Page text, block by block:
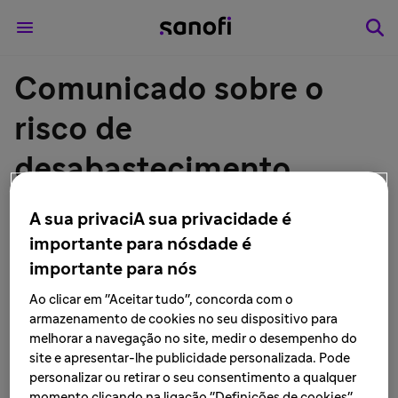
Comunicado sobre o
risco de
desabastecimento
temporário do
medicamento
THYMOGLOBULINE®
(imunoglobulina
antitimócito) 25 mg - pó
A sua privaciA sua privacidade é
importante para nósdade é
importante para nós
Ao clicar em "Aceitar tudo", concorda com o
armazenamento de cookies no seu dispositivo para
melhorar a navegação no site, medir o desempenho do
site e apresentar-lhe publicidade personalizada. Pode
personalizar ou retirar o seu consentimento a qualquer